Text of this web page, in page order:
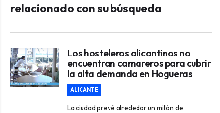
relacionado con su búsqueda
Los hosteleros alicantinos no
encuentran camareros para cubrir
la alta demanda en Hogueras
ALICANTE
La ciudad prevé alrededor un millón de